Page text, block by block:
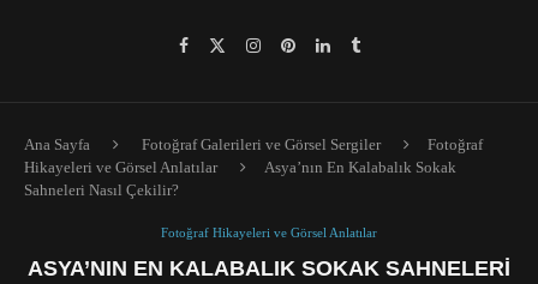
Ana Sayfa Fotoğraf Galerileri ve Görsel Sergiler
Fotoğraf
Hikayeleri ve Görsel Anlatılar
Asya’nın En Kalabalık Sokak
Sahneleri Nasıl Çekilir?
Fotoğraf Hikayeleri ve Görsel Anlatılar
ASYA’NIN EN KALABALIK SOKAK SAHNELERI